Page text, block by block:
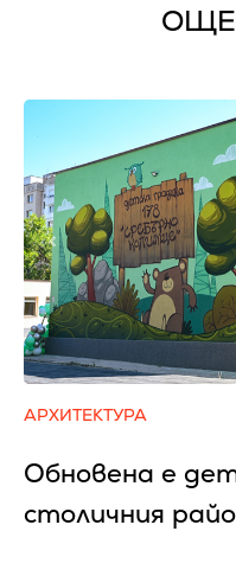
ОЩЕ
АРХИТЕКТУРА
Обновена е
столичния